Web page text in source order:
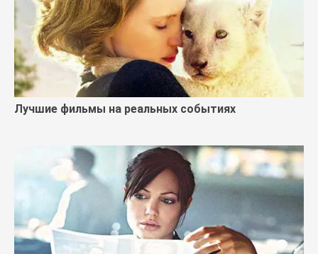
Лучшие фильмы на реальных событиях